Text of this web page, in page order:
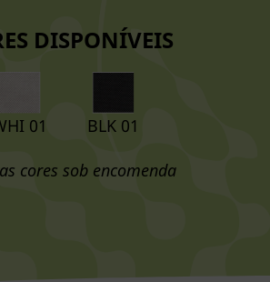
DISPONÍVEIS
01 BLK 01
cores sob encomenda